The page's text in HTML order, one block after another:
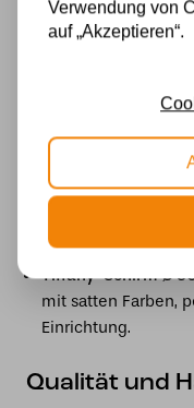
Zu den beliebtesten
gehören:
Tiffany-Schirm Ø
Tiffany-Schirm Ø
Design mit floralen
Look zu schaffen.
Tiffany-Schirm Ø
mit satten Farben,
Einrichtung.
Qualität und
Verwendung von
auf „Akzeptieren“.